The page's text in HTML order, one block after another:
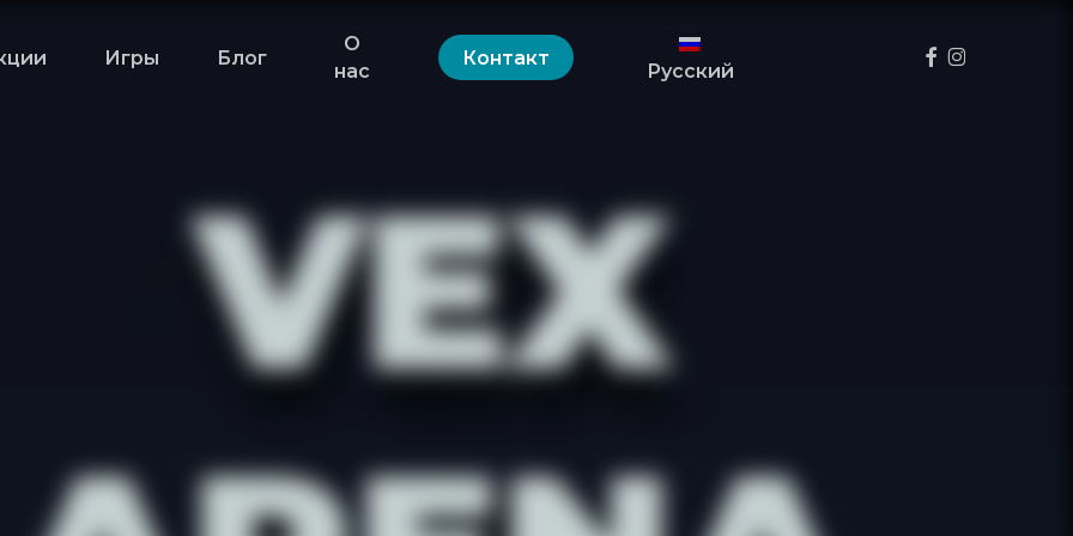
Игры Блог
О
нас
Контакт
Русский
фейсбук
инстаграм